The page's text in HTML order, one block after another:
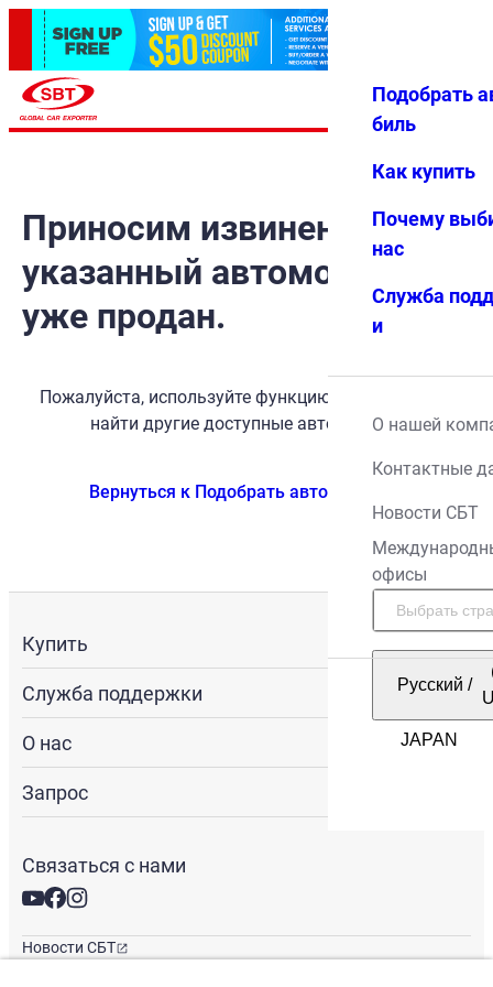
Избранн
Меню
Подобрать
биль
Как купить
Почему
нас
Служба
и
О нашей
Контактные
Новости СБТ
офисы
Русский /
Приносим извинения, но
указанный автомобиль
уже продан.
Пожалуйста, используйте функцию поиска, чтобы
найти другие доступные автомобили.
Вернуться к Подобрать автомобиль
Купить
Служба поддержки
О нас
Запрос
Связаться с нами
Новости СБТ